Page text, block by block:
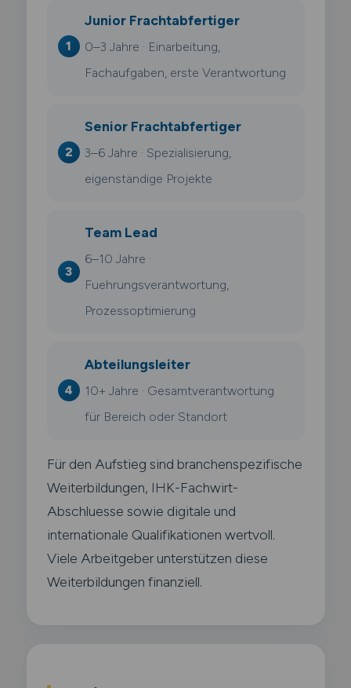
Junior Frachtabfertiger
0–3 Jahre · Einarbeitung,
Fachaufgaben, erste Verantwortung
Senior Frachtabfertiger
3–6 Jahre · Spezialisierung,
eigenständige Projekte
Team Lead
6–10 Jahre ·
Fuehrungsverantwortung,
Prozessoptimierung
Abteilungsleiter
10+ Jahre · Gesamtverantwortung
für Bereich oder Standort
Für den Aufstieg sind branchenspezifische
Weiterbildungen, IHK-Fachwirt-
Abschluesse sowie digitale und
internationale Qualifikationen wertvoll.
Viele Arbeitgeber unterstützen diese
Weiterbildungen finanziell.